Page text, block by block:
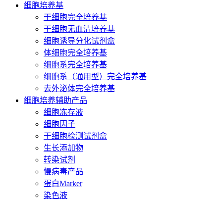
细胞培养基
干细胞完全培养基
干细胞无血清培养基
细胞诱导分化试剂盒
体细胞完全培养基
细胞系完全培养基
细胞系（通用型）完全培养基
去外泌体完全培养基
细胞培养辅助产品
细胞冻存液
细胞因子
干细胞检测试剂盒
生长添加物
转染试剂
慢病毒产品
蛋白Marker
染色液